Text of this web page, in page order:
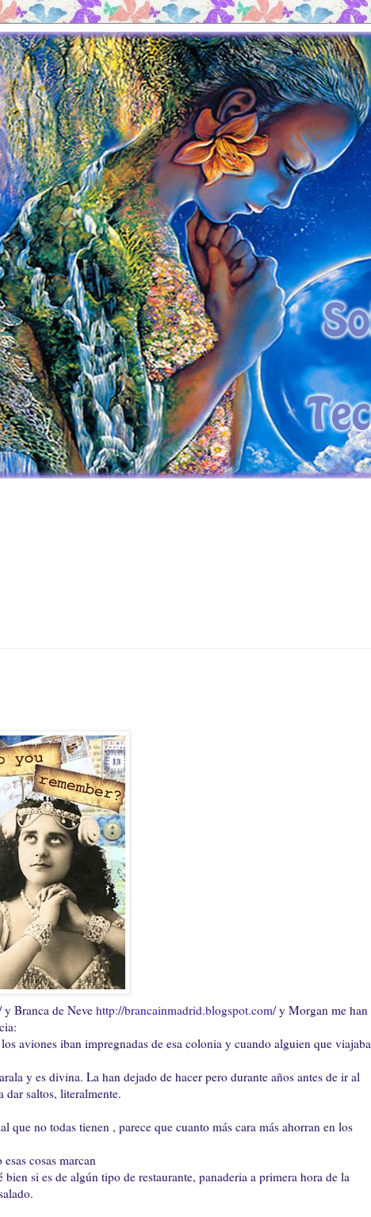
y Branca de Neve http://brancainmadrid.blogspot.com/y Morgan me han
aviones iban impregnadas de esa colonia y cuando alguien que viajaba
y es divina. La han dejado de hacer pero durante años antes de ir al
dar saltos, literalmente.
que no todas tienen , parece que cuanto más cara más ahorran en los
cosas marcan
si es de algún tipo de restaurante, panaderia a primera hora de la